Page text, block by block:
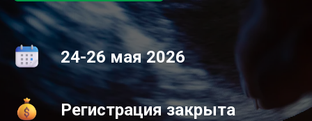
24-26 мая 2026
Регистрация закрыта